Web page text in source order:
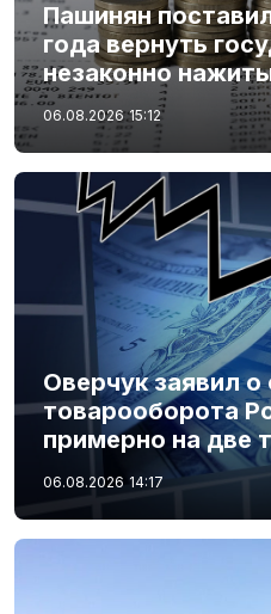
Пашинян
года вернуть
незаконно
06.08.2026 15:12
Оверчук заявил
товарооборота
примерно на две
06.08.2026 14:17